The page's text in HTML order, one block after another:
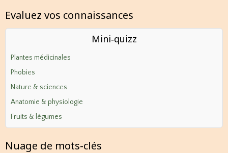
Evaluez vos connaissances
Mini‑quizz
Plantes médicinales
Phobies
Nature & sciences
Anatomie & physiologie
Fruits & légumes
Nuage de mots-clés